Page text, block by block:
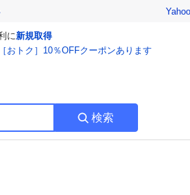
に新規取得
［おトク］10％OFFクーポンあります
検索